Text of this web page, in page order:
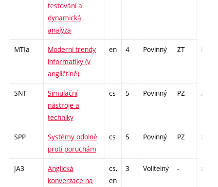
testování a
dynamická
analýza
MTIa
Moderní trendy
informatiky (v
angličtině)
en 4 Povinný ZT kl
SNT
Simulační
nástroje a
techniky
cs 5 Povinný PZ zá,zk
SPP
Systémy odolné
proti poruchám
cs 5 Povinný PZ zá,zk
JA3
Anglická
konverzace na
cs,
en
3 Volitelný - zá,zk